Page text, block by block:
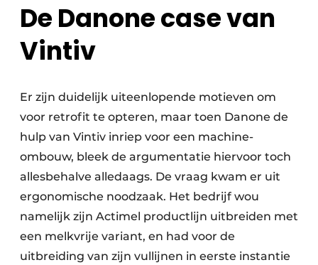
De Danone case van
Vintiv
Er zijn duidelijk uiteenlopende motieven om
voor retrofit te opteren, maar toen Danone de
hulp van Vintiv inriep voor een machine-
ombouw, bleek de argumentatie hiervoor toch
allesbehalve alledaags. De vraag kwam er uit
ergonomische noodzaak. Het bedrijf wou
namelijk zijn Actimel productlijn uitbreiden met
een melkvrije variant, en had voor de
uitbreiding van zijn vullijnen in eerste instantie